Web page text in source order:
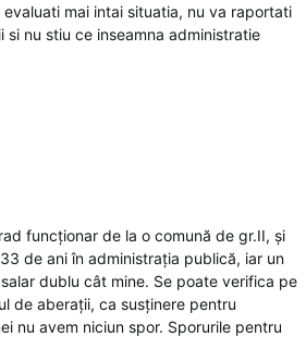
mai intai situatia, nu va raportati
nu stiu ce inseamna administratie
funcționar de la o comună de gr.II, și
de ani în administrația publică, iar un
dublu cât mine. Se poate verifica pe
de aberații, ca susținere pentru
nu avem niciun spor. Sporurile pentru